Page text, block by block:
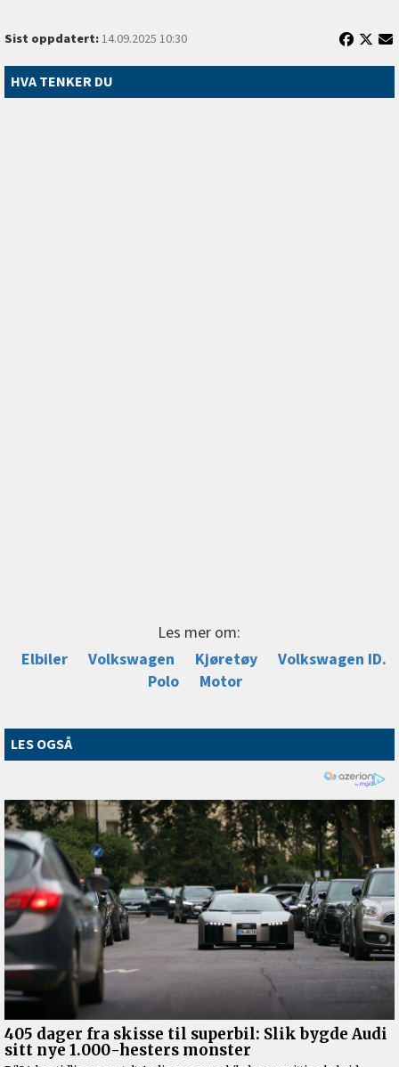
Sist oppdatert:14.09.2025 10:30
HVA TENKER DU
Les mer om:
Elbiler
Volkswagen Kjøretøy
Volkswagen ID.
Polo
Motor
LES OGSÅ